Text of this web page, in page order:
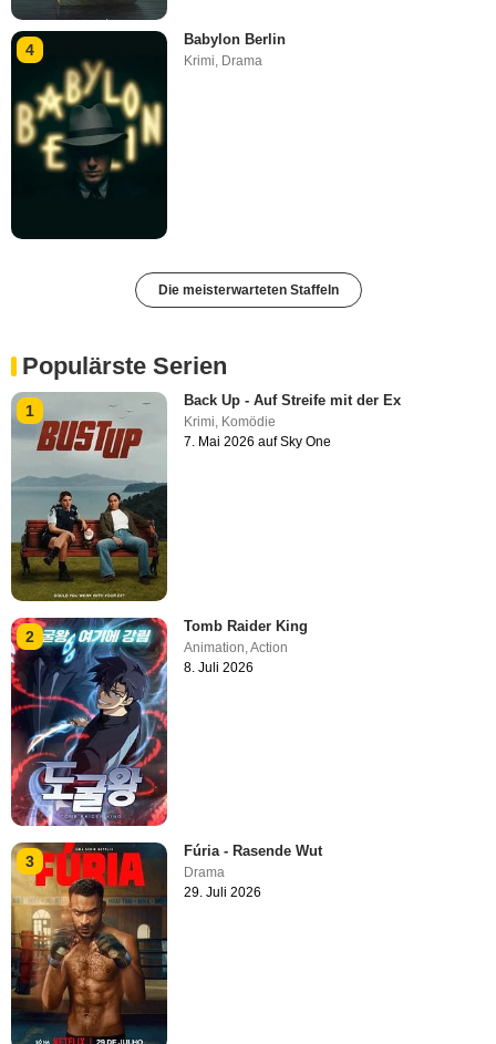
4
Babylon Berlin
Krimi, Drama
Die meisterwarteten Staffeln
Populärste Serien
1
Back Up - Auf Streife mit der Ex
Krimi, Komödie
7. Mai 2026 auf Sky One
2
Tomb Raider King
Animation ,Action
8. Juli 2026
3
Fúria - Rasende Wut
Drama
29. Juli 2026